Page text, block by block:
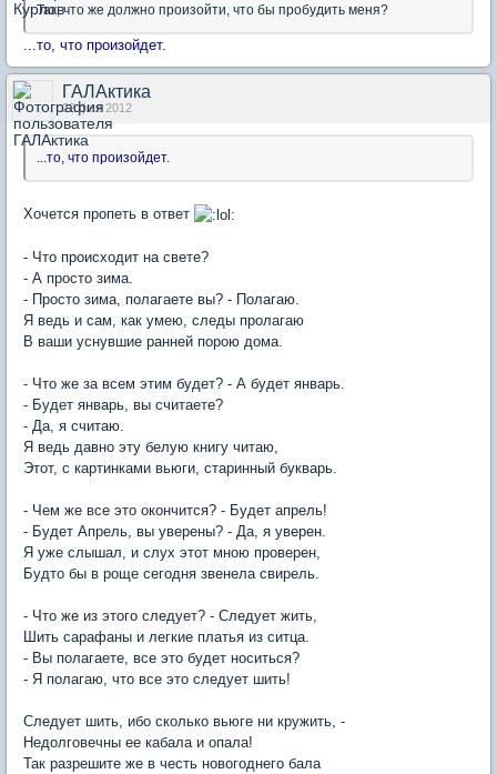
Так, что же должно произойти, что бы пробудить меня?
...то, что произойдет.
ГАЛАктика
22 фев 2012
...то, что произойдет.
Хочется пропеть в ответ
- Что происходит на свете?
- А просто зима.
- Просто зима, полагаете вы? - Полагаю.
Я ведь и сам, как умею, следы пролагаю
В ваши уснувшие ранней порою дома.
- Что же за всем этим будет? - А будет январь.
- Будет январь, вы считаете?
- Да, я считаю.
Я ведь давно эту белую книгу читаю,
Этот, с картинками вьюги, старинный букварь.
- Чем же все это окончится? - Будет апрель!
- Будет Апрель, вы уверены? - Да, я уверен.
Я уже слышал, и слух этот мною проверен,
Будто бы в роще сегодня звенела свирель.
- Что же из этого следует? - Следует жить,
Шить сарафаны и легкие платья из ситца.
- Вы полагаете, все это будет носиться?
- Я полагаю, что все это следует шить!
Следует шить, ибо сколько вьюге ни кружить, -
Недолговечны ее кабала и опала!
Так разрешите же в честь новогоднего бала